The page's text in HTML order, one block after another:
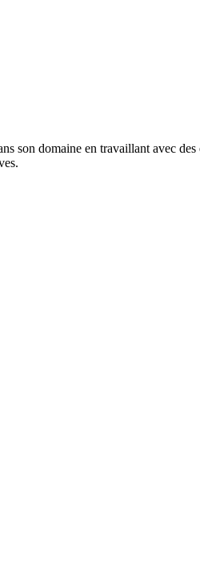
son domaine en travaillant avec